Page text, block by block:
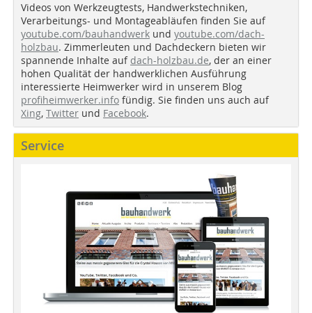
Videos von Werkzeugtests, Handwerkstechniken,
Verarbeitungs- und Montageabläufen finden Sie auf
youtube.com/bauhandwerk und youtube.com/dach-
holzbau. Zimmerleuten und Dachdeckern bieten wir
spannende Inhalte auf dach-holzbau.de, der an einer
hohen Qualität der handwerklichen Ausführung
interessierte Heimwerker wird in unserem Blog
profiheimwerker.info fündig. Sie finden uns auch auf
Xing, Twitter und Facebook.
Service